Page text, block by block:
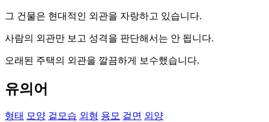
그 건물은 현대적인 외관을 자랑하고 있습니다.
사람의 외관만 보고 성격을 판단해서는 안 됩니다.
오래된 주택의 외관을 깔끔하게 보수했습니다.
유의어
형태 모양 겉모습 외형 용모 겉면 외양